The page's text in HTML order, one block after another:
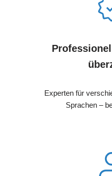
Experten für
Sprachen –